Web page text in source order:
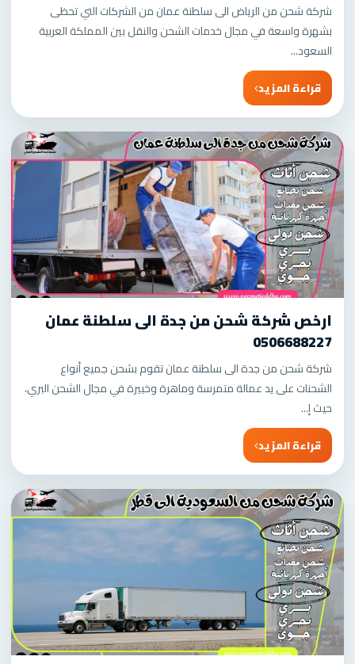
شركة شحن من الرياض الى سلطنة عمان من الشركات التي تحظى
بشهرة واسعة في مجال خدمات الشحن والنقل بين المملكة العربية
السعود...
قراءة المزيد
ارخص شركة شحن من جدة الى سلطنة عمان
0506688227
شركة شحن من جدة الى سلطنة عمان تقوم بشحن جميع أنواع
الشحنات على يد عمالة متمرسة وماهرة وخبيرة في مجال الشحن البري،
حيث إ...
قراءة المزيد